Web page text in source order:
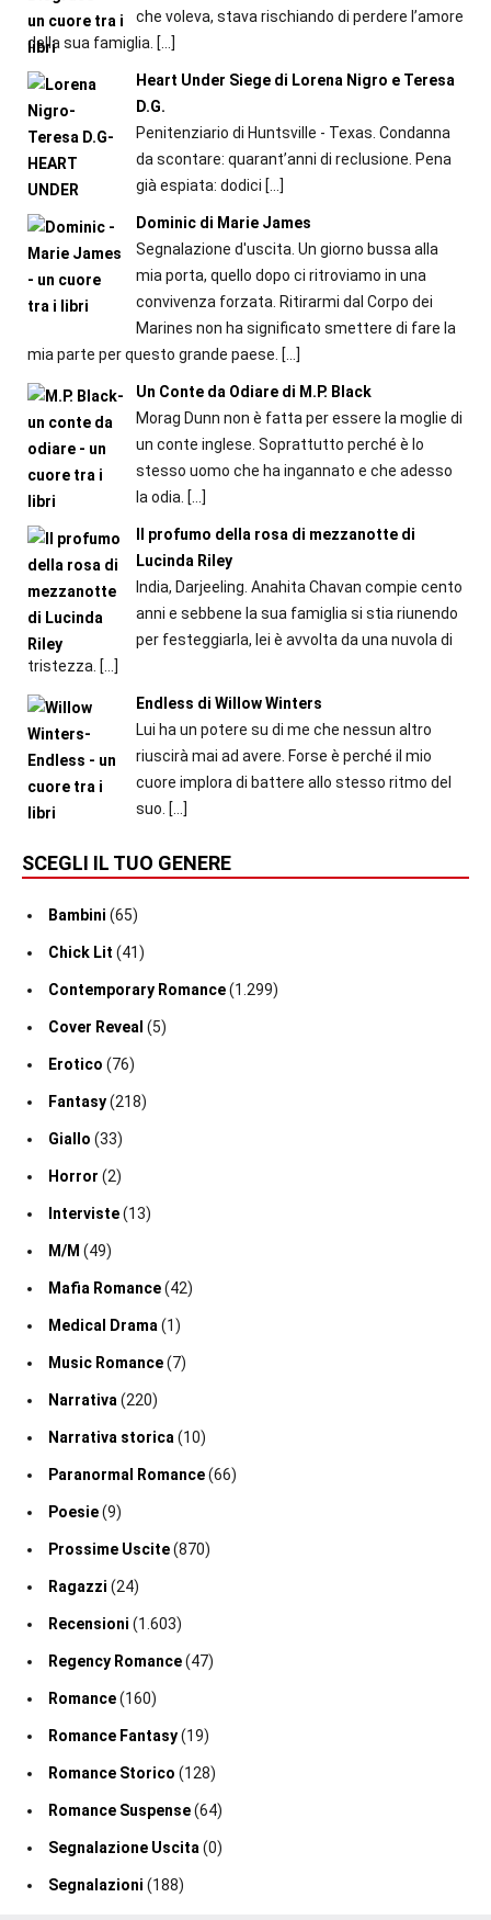
che voleva, stava rischiando di perdere l’amore
della sua famiglia. […]
Heart Under Siege di Lorena Nigro e Teresa
D.G.
Penitenziario di Huntsville - Texas. Condanna
da scontare: quarant’anni di reclusione. Pena
già espiata: dodici […]
Dominic di Marie James
Segnalazione d'uscita. Un giorno bussa alla
mia porta, quello dopo ci ritroviamo in una
convivenza forzata. Ritirarmi dal Corpo dei
Marines non ha significato smettere di fare la
mia parte per questo grande paese. […]
Un Conte da Odiare di M.P. Black
Morag Dunn non è fatta per essere la moglie di
un conte inglese. Soprattutto perché è lo
stesso uomo che ha ingannato e che adesso
la odia. […]
Il profumo della rosa di mezzanotte di
Lucinda Riley
India, Darjeeling. Anahita Chavan compie cento
anni e sebbene la sua famiglia si stia riunendo
per festeggiarla, lei è avvolta da una nuvola di
tristezza. […]
Endless di Willow Winters
Lui ha un potere su di me che nessun altro
riuscirà mai ad avere. Forse è perché il mio
cuore implora di battere allo stesso ritmo del
suo. […]
SCEGLI IL TUO GENERE
Bambini (65)
Chick Lit (41)
Contemporary Romance(1.299)
Cover Reveal (5)
Erotico (76)
Fantasy(218)
Giallo (33)
Horror (2)
Interviste(13)
M/M (49)
Mafia Romance(42)
Medical Drama (1)
Music Romance(7)
Narrativa (220)
Narrativa storica (10)
Paranormal Romance(66)
Poesie(9)
Prossime Uscite(870)
Ragazzi (24)
Recensioni (1.603)
Regency Romance(47)
Romance(160)
Romance Fantasy(19)
Romance Storico (128)
Romance Suspense(64)
Segnalazione Uscita (0)
Segnalazioni (188)